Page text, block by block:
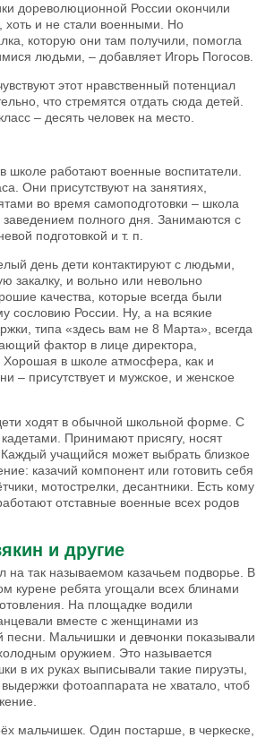
дореволюционной России окончили
хоть и не стали военными. Но
которую они там получили, помогла
людьми, – добавляет Игорь Погосов.
этот нравственный потенциал
что стремятся отдать сюда детей.
– десять человек на место.
школе работают военные воспитатели.
Они присутствуют на занятиях,
во время самоподготовки – школа
полного дня. Занимаются с
подготовкой и т. п.
день дети контактируют с людьми,
закалку, и вольно или невольно
качества, которые всегда были
сословию России. Ну, а на всякие
типа «здесь вам не 8 Марта», всегда
фактор в лице директора,
в школе атмосфера, как и
– присутствует и мужское, и женское
ходят в обычной школьной форме. С
кадетами. Принимают присягу, носят
учащийся может выбрать близкое
казачий компонент или готовить себя
мотострелки, десантники. Есть кому
отставные военные всех родов
и другие
на так называемом казачьем подворье. В
курене ребята угощали всех блинами
На площадке водили
вместе с женщинами из
песни. Мальчишки и девчонки показывали
оружием. Это называется
в их руках выписывали такие пируэты,
фотоаппарата не хватало, чтоб
мальчишек. Один постарше, в черкеске,